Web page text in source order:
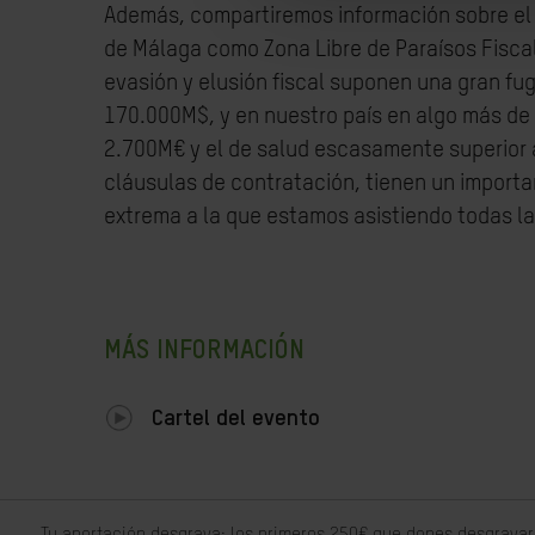
Además, compartiremos información sobre
de Málaga como Zona Libre de Paraísos
evasión y elusión fiscal suponen una gran
170.000M$, y en nuestro país en algo más
2.700M€ y el de salud escasamente
cláusulas de contratación, tienen un
extrema a la que estamos asistiendo todas
MÁS INFORMACIÓN
Cartel del evento